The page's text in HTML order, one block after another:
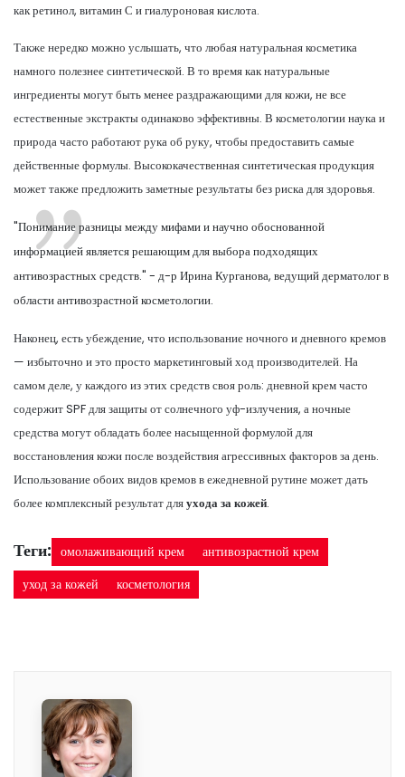
как ретинол, витамин С и гиалуроновая кислота.
Также нередко можно услышать, что любая натуральная косметика
намного полезнее синтетической. В то время как натуральные
ингредиенты могут быть менее раздражающими для кожи, не все
естественные экстракты одинаково эффективны. В косметологии наука и
природа часто работают рука об руку, чтобы предоставить самые
действенные формулы. Высококачественная синтетическая продукция
может также предложить заметные результаты без риска для здоровья.
"Понимание разницы между мифами и научно обоснованной
информацией является решающим для выбора подходящих
антивозрастных средств." - д-р Ирина Курганова, ведущий дерматолог в
области антивозрастной косметологии.
Наконец, есть убеждение, что использование ночного и дневного кремов
— избыточно и это просто маркетинговый ход производителей. На
самом деле, у каждого из этих средств своя роль: дневной крем часто
содержит SPF для защиты от солнечного уф-излучения, а ночные
средства могут обладать более насыщенной формулой для
восстановления кожи после воздействия агрессивных факторов за день.
Использование обоих видов кремов в ежедневной рутине может дать
более комплексный результат дляухода за кожей.
Теги: омолаживающий крем
антивозрастной крем
уход за кожей
косметология